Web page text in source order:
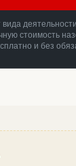
вида
стоимость
и без